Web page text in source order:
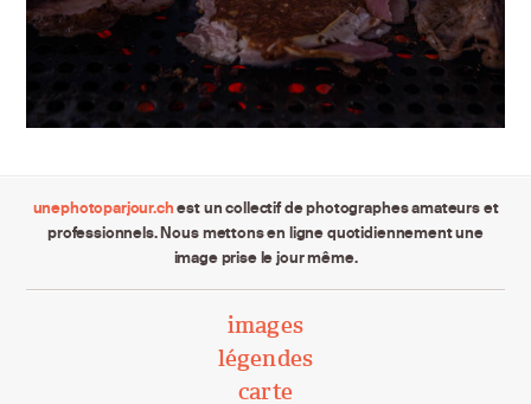
unephotoparjour.chest un collectif de photographes amateurs et
professionnels. Nous mettons en ligne quotidiennement une
image prise le jour même.
images
légendes
carte